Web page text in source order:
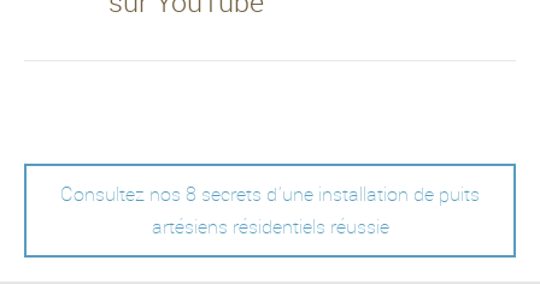
Consultez nos 8 secrets d'une installation de puits
artésiens résidentiels réussie